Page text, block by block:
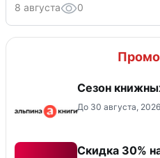
8 августа 0
Сезон
До 30 августа, 2026
Скидка 30%